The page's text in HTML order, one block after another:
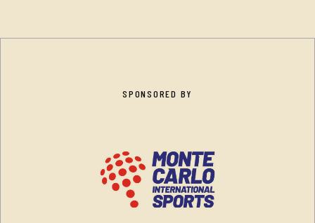
SPONSORED BY